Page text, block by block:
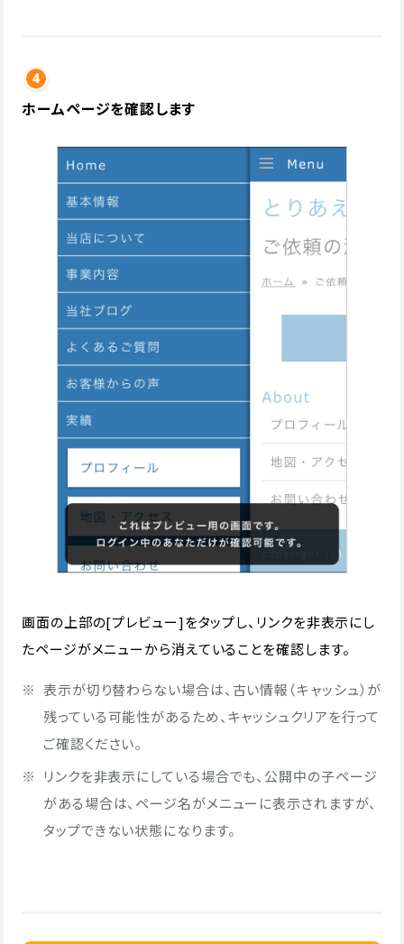
ホームページを確認します
画面の上部の[プレビュー]をタップし、リンクを非表示にし
たページがメニューから消えていることを確認します。
※ 表示が切り替わらない場合は、古い情報（キャッシュ）が
残っている可能性があるため、キャッシュクリアを行って
ご確認ください。
※
リンクを非表示にしている場合でも、公開中の子ページ
がある場合は、ページ名がメニューに表示されますが、
タップできない状態になります。